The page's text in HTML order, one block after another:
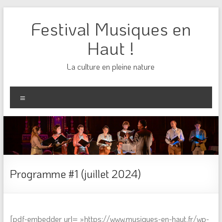
Festival Musiques en
Haut !
La culture en pleine nature
Programme #1 (juillet 2024)
[pdf-embedder url= »https://www.musiques-en-haut.fr/wp-